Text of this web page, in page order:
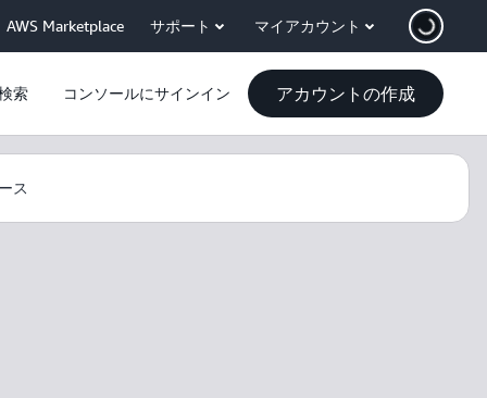
AWS Marketplace サポート マイアカウント
索 コンソールにサインイン アカウントの作成
ス